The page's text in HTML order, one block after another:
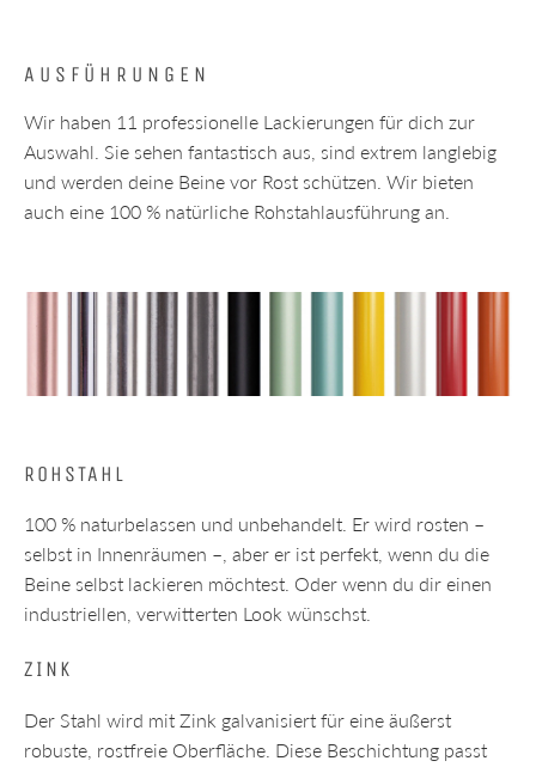
AUSFÜHRUNGEN
Wir haben 11 professionelle Lackierungen für dich zur
Auswahl. Sie sehen fantastisch aus, sind extrem langlebig
und werden deine Beine vor Rost schützen. Wir bieten
auch eine 100 % natürliche Rohstahlausführung an.
ROHSTAHL
100 % naturbelassen und unbehandelt. Er wird rosten –
selbst in Innenräumen –, aber er ist perfekt, wenn du die
Beine selbst lackieren möchtest. Oder wenn du dir einen
industriellen, verwitterten Look wünschst.
ZINK
Der Stahl wird mit Zink galvanisiert für eine äußerst
robuste, rostfreie Oberfläche. Diese Beschichtung passt